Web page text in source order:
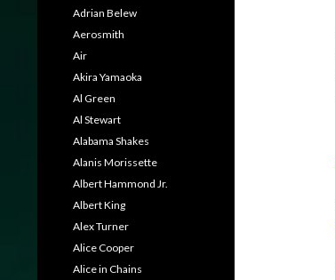
Adrian Belew
Aerosmith
Air
Akira Yamaoka
Al Green
Al Stewart
Alabama Shakes
Alanis Morissette
Albert Hammond Jr.
Albert King
Alex Turner
Alice Cooper
Alice in Chains